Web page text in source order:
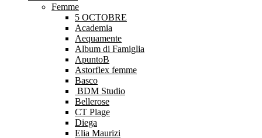
Femme
5 OCTOBRE
Academia
Aequamente
Album di Famiglia
ApuntoB
Astorflex femme
Basco
BDM Studio
Bellerose
CT Plage
Diega
Elia Maurizi